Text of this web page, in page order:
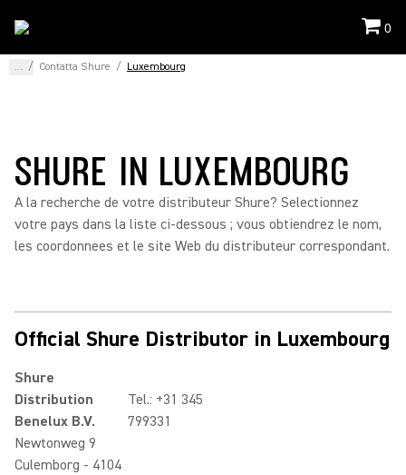
0
... / Contatta Shure / Luxembourg
SHURE IN LUXEMBOURG
A la recherche de votre distributeur Shure? Selectionnez
votre pays dans la liste ci-dessous ; vous obtiendrez le nom,
les coordonnees et le site Web du distributeur correspondant.
Official Shure Distributor in Luxembourg
Shure
Distribution
Benelux B.V.
Newtonweg 9
Culemborg - 4104
Tel.: +31 345
799331